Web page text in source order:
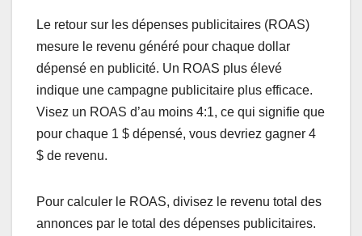
Le retour sur les dépenses publicitaires (ROAS)
mesure le revenu généré pour chaque dollar
dépensé en publicité. Un ROAS plus élevé
indique une campagne publicitaire plus efficace.
Visez un ROAS d’au moins 4:1, ce qui signifie que
pour chaque 1 $ dépensé, vous devriez gagner 4
$ de revenu.
Pour calculer le ROAS, divisez le revenu total des
annonces par le total des dépenses publicitaires.